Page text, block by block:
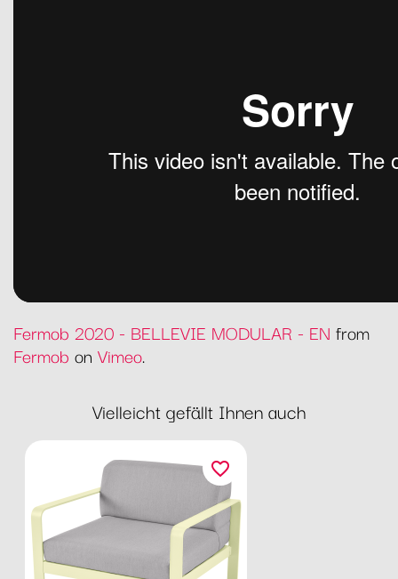
Fermob 2020 - BELLEVIE MODULAR - EN from
Fermob on Vimeo.
Vielleicht gefällt Ihnen auch
favorite_border